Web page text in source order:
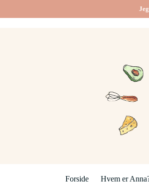
Forside Hvem er